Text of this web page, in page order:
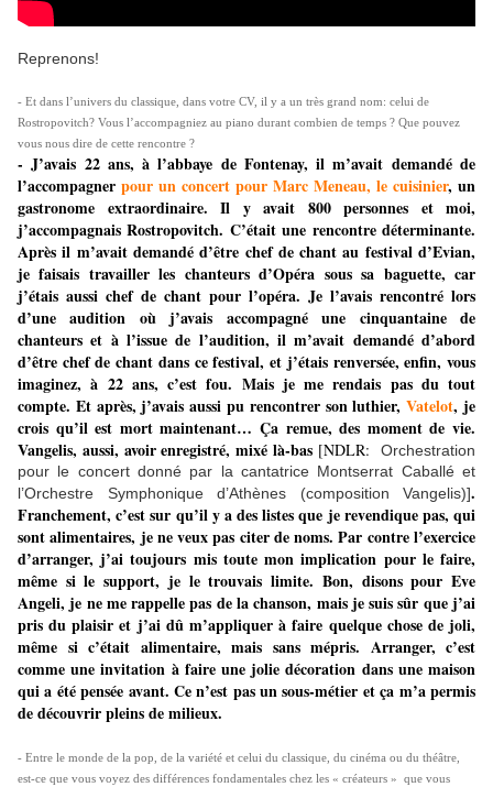
Reprenons!
- Et dans l’univers du classique, dans votre CV, il y a un très grand nom: celui de
Rostropovitch? Vous l’accompagniez au piano durant combien de temps ? Que pouvez
vous nous dire de cette rencontre ?
- J’avais 22 ans, à l’abbaye de Fontenay, il m’avait demandé de
l’accompagner pour un concert pour Marc Meneau, le cuisinier, un
gastronome extraordinaire. Il y avait 800 personnes et moi,
j’accompagnais Rostropovitch. C’était une rencontre déterminante.
Après il m’avait demandé d’être chef de chant au festival d’Evian,
je faisais travailler les chanteurs d’Opéra sous sa baguette, car
j’étais aussi chef de chant pour l’opéra. Je l’avais rencontré lors
d’une audition où j’avais accompagné une cinquantaine de
chanteurs et à l’issue de l’audition, il m’avait demandé d’abord
d’être chef de chant dans ce festival, et j’étais renversée, enfin, vous
imaginez, à 22 ans, c’est fou. Mais je me rendais pas du tout
compte. Et après, j’avais aussi pu rencontrer son luthier,Vatelot, je
crois qu’il est mort maintenant… Ça remue, des moment de vie.
Vangelis, aussi, avoir enregistré, mixé là-bas [NDLR:
Orchestration
pour le concert donné par la cantatrice Montserrat Caballé et
l’Orchestre Symphonique d’Athènes (composition Vangelis)].
Franchement, c’est sur qu’il y a des listes que je revendique pas, qui
sont alimentaires, je ne veux pas citer de noms. Par contre l’exercice
d’arranger, j’ai toujours mis toute mon implication pour le faire,
même si le support, je le trouvais limite. Bon, disons pour Eve
Angeli, je ne me rappelle pas de la chanson, mais je suis sûr que j’ai
pris du plaisir et j’ai dû m’appliquer à faire quelque chose de joli,
même si c’était alimentaire, mais sans mépris. Arranger, c’est
comme une invitation à faire une jolie décoration dans une maison
qui a été pensée avant. Ce n’est pas un sous-métier et ça m’a permis
de découvrir pleins de milieux.
- Entre le monde de la pop, de la variété et celui du classique, du cinéma ou du théâtre,
est-ce que vous voyez des différences fondamentales chez les « créateurs » que vous